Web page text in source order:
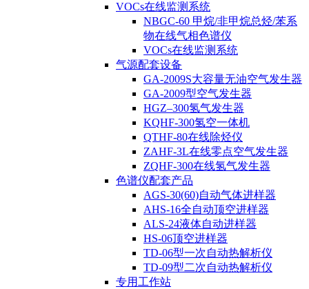
VOCs在线监测系统
NBGC-60 甲烷/非甲烷总烃/苯系
物在线气相色谱仪
VOCs在线监测系统
气源配套设备
GA-2009S大容量无油空气发生器
GA-2009型空气发生器
HGZ–300氢气发生器
KQHF-300氢空一体机
QTHF-80在线除烃仪
ZAHF-3L在线零点空气发生器
ZQHF-300在线氢气发生器
色谱仪配套产品
AGS-30(60)自动气体进样器
AHS-16全自动顶空进样器
ALS-24液体自动进样器
HS-06顶空进样器
TD-06型一次自动热解析仪
TD-09型二次自动热解析仪
专用工作站